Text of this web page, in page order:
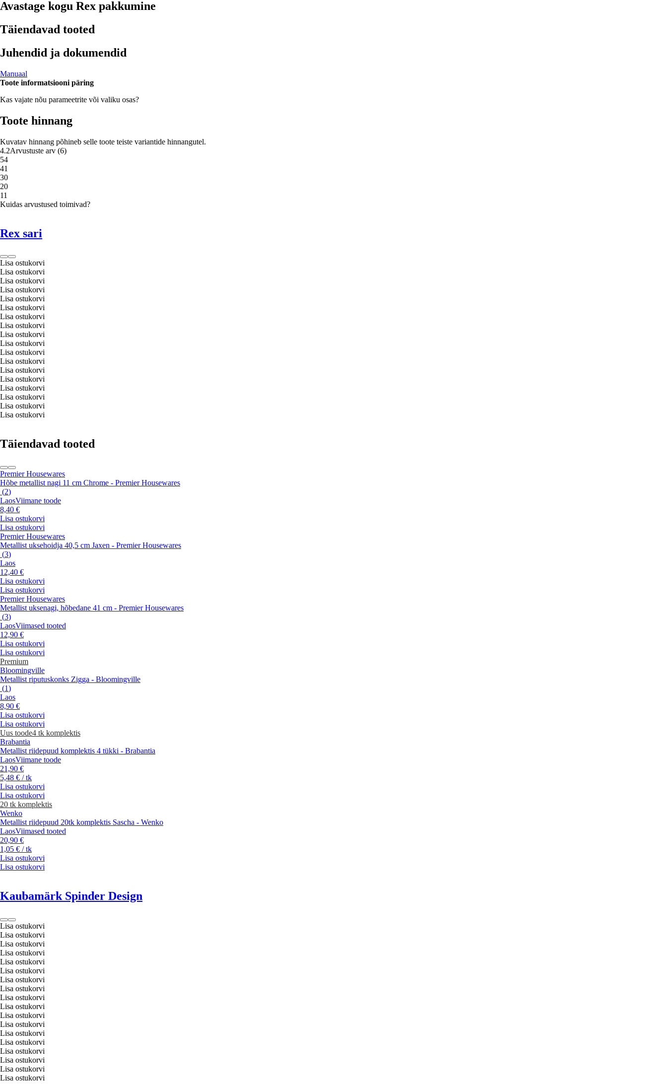
Avastage kogu Rex pakkumine
Täiendavad tooted
Juhendid ja dokumendid
Manuaal
Toote informatsiooni päring
Kas vajate nõu parameetrite või valiku osas?
Toote hinnang
Kuvatav hinnang põhineb selle toote teiste variantide hinnangutel.
4.2Arvustuste arv (6)
54
41
30
20
11
Kuidas arvustused toimivad?
Rex sari
Lisa ostukorvi
Lisa ostukorvi
Lisa ostukorvi
Lisa ostukorvi
Lisa ostukorvi
Lisa ostukorvi
Lisa ostukorvi
Lisa ostukorvi
Lisa ostukorvi
Lisa ostukorvi
Lisa ostukorvi
Lisa ostukorvi
Lisa ostukorvi
Lisa ostukorvi
Lisa ostukorvi
Lisa ostukorvi
Lisa ostukorvi
Lisa ostukorvi
Täiendavad tooted
Premier Housewares
Hõbe metallist nagi 11 cm Chrome - Premier Housewares
(2)
LaosViimane toode
8,40 €
Lisa ostukorvi
Lisa ostukorvi
Premier Housewares
Metallist uksehoidja 40,5 cm Jaxen - Premier Housewares
(3)
Laos
12,40 €
Lisa ostukorvi
Lisa ostukorvi
Premier Housewares
Metallist uksenagi, hõbedane 41 cm - Premier Housewares
(3)
LaosViimased tooted
12,90 €
Lisa ostukorvi
Lisa ostukorvi
Premium
Bloomingville
Metallist riputuskonks Zigga - Bloomingville
(1)
Laos
8,90 €
Lisa ostukorvi
Lisa ostukorvi
Uus toode4 tk komplektis
Brabantia
Metallist riidepuud komplektis 4 tükki - Brabantia
LaosViimane toode
21,90 €
5,48 € / tk
Lisa ostukorvi
Lisa ostukorvi
20 tk komplektis
Wenko
Metallist riidepuud 20tk komplektis Sascha - Wenko
LaosViimased tooted
20,90 €
1,05 € / tk
Lisa ostukorvi
Lisa ostukorvi
Kaubamärk Spinder Design
Lisa ostukorvi
Lisa ostukorvi
Lisa ostukorvi
Lisa ostukorvi
Lisa ostukorvi
Lisa ostukorvi
Lisa ostukorvi
Lisa ostukorvi
Lisa ostukorvi
Lisa ostukorvi
Lisa ostukorvi
Lisa ostukorvi
Lisa ostukorvi
Lisa ostukorvi
Lisa ostukorvi
Lisa ostukorvi
Lisa ostukorvi
Lisa ostukorvi